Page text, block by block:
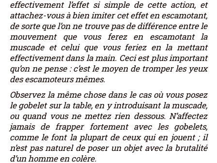
effectivement l’effet si simple de cette action, et
attachez-vous à bien imiter cet effet en escamotant,
de sorte que l’on ne trouve pas de différence entre le
mouvement que vous ferez en escamotant la
muscade et celui que vous feriez en la mettant
effectivement dans la main. Ceci est plus important
qu’on ne pense : c’est le moyen de tromper les yeux
des escamoteurs mêmes.
Observez la même chose dans le cas où vous posez
le gobelet sur la table, en y introduisant la muscade,
ou quand vous ne mettez rien dessous. N’affectez
jamais de frapper fortement avec les gobelets,
comme le font la plupart de ceux qui en jouent ; il
n’est pas naturel de poser un objet avec la brutalité
d’un homme en colère.